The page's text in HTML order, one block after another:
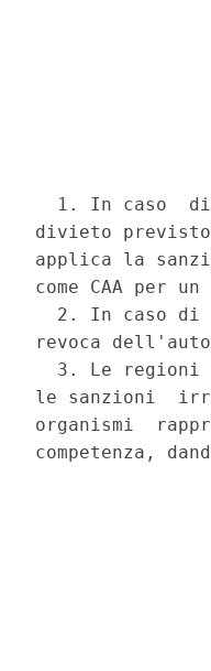
1. In caso
divieto
applica la
come CAA per
2. In caso di
revoca
3. Le regioni
le sanzioni
organismi